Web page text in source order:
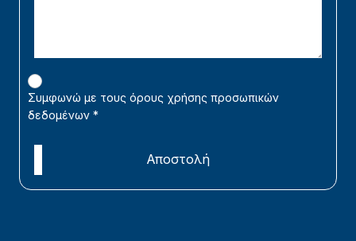
Συμφωνώ με τους όρους χρήσης προσωπικών
δεδομένων *
Αποστολή